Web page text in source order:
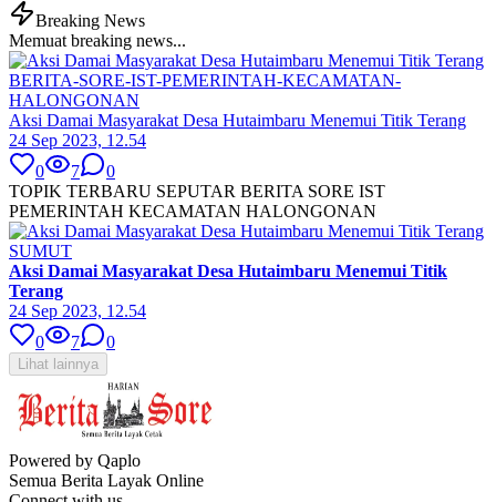
Breaking News
Memuat breaking news...
BERITA-SORE-IST-PEMERINTAH-KECAMATAN-
HALONGONAN
Aksi Damai Masyarakat Desa Hutaimbaru Menemui Titik Terang
24 Sep 2023, 12.54
0
7
0
TOPIK TERBARU SEPUTAR BERITA SORE IST
PEMERINTAH KECAMATAN HALONGONAN
SUMUT
Aksi Damai Masyarakat Desa Hutaimbaru Menemui Titik
Terang
24 Sep 2023, 12.54
0
7 0
Lihat lainnya
Powered by Qaplo
Semua Berita Layak Online